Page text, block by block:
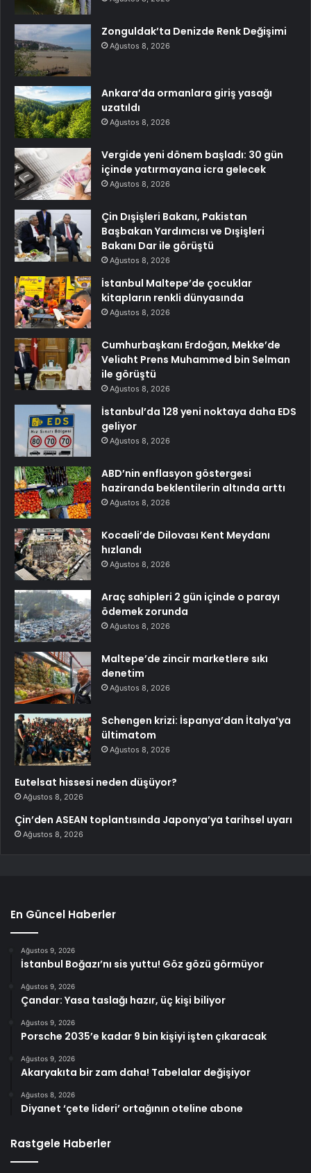
Zonguldak’ta Denizde Renk Değişimi
Ağustos 8, 2026
Ankara’da ormanlara giriş yasağı
uzatıldı
Ağustos 8, 2026
Vergide yeni dönem başladı: 30 gün
içinde yatırmayana icra gelecek
Ağustos 8, 2026
Çin Dışişleri Bakanı, Pakistan
Başbakan Yardımcısı ve Dışişleri
Bakanı Dar ile görüştü
Ağustos 8, 2026
İstanbul Maltepe’de çocuklar
kitapların renkli dünyasında
Ağustos 8, 2026
Cumhurbaşkanı Erdoğan, Mekke’de
Veliaht Prens Muhammed bin Selman
ile görüştü
Ağustos 8, 2026
İstanbul’da 128 yeni noktaya daha EDS
geliyor
Ağustos 8, 2026
ABD’nin enflasyon göstergesi
haziranda beklentilerin altında arttı
Ağustos 8, 2026
Kocaeli’de Dilovası Kent Meydanı
hızlandı
Ağustos 8, 2026
Araç sahipleri 2 gün içinde o parayı
ödemek zorunda
Ağustos 8, 2026
Maltepe’de zincir marketlere sıkı
denetim
Ağustos 8, 2026
Schengen krizi: İspanya’dan İtalya’ya
ültimatom
Ağustos 8, 2026
Eutelsat hissesi neden düşüyor?
Ağustos 8, 2026
Çin’den ASEAN toplantısında Japonya’ya tarihsel uyarı
Ağustos 8, 2026
En Güncel Haberler
Ağustos 9, 2026
İstanbul Boğazı’nı sis yuttu! Göz gözü görmüyor
Ağustos 9, 2026
Çandar: Yasa taslağı hazır, üç kişi biliyor
Ağustos 9, 2026
Porsche 2035’e kadar 9 bin kişiyi işten çıkaracak
Ağustos 9, 2026
Akaryakıta bir zam daha! Tabelalar değişiyor
Ağustos 8, 2026
Diyanet ‘çete lideri’ ortağının oteline abone
Rastgele Haberler